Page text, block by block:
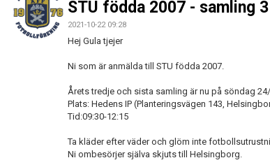
STU födda 2007 - samling 3
2021-10-22 09:28
Hej Gula tjejer
Ni som är anmälda till STU födda 2007.
Årets tredje och sista samling är nu på söndag
Plats: Hedens IP (Planteringsvägen 143,
Tid:09:30-12:15
Ta kläder efter väder och glöm inte
Ni ombesörjer själva skjuts till Helsingborg.